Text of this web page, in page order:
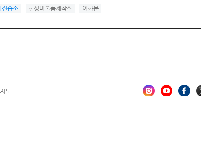
전습소 한성미술품제작소 이화문
도